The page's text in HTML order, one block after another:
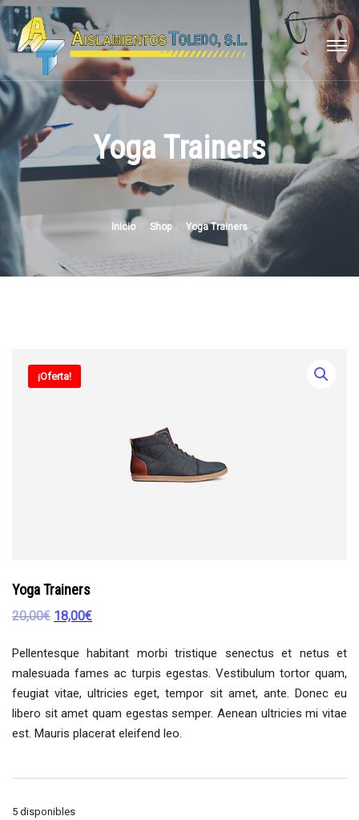
Yoga Trainers
Inicio Shop Yoga Trainers
¡Oferta!
Yoga Trainers
20,00€ 18,00€
Pellentesque habitant morbi tristique senectus et netus et
malesuada fames ac turpis egestas. Vestibulum tortor quam,
feugiat vitae, ultricies eget, tempor sit amet, ante. Donec eu
libero sit amet quam egestas semper. Aenean ultricies mi vitae
est. Mauris placerat eleifend leo.
5 disponibles